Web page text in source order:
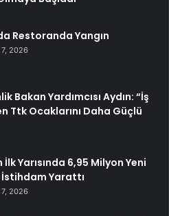
Restoranda Yangın
2026
Bakan Yardımcısı Aydın: “İş
Ttk Ocaklarını Daha Güçlü
İlk Yarısında 6,95 Milyon Yeni
Yarattı
2026